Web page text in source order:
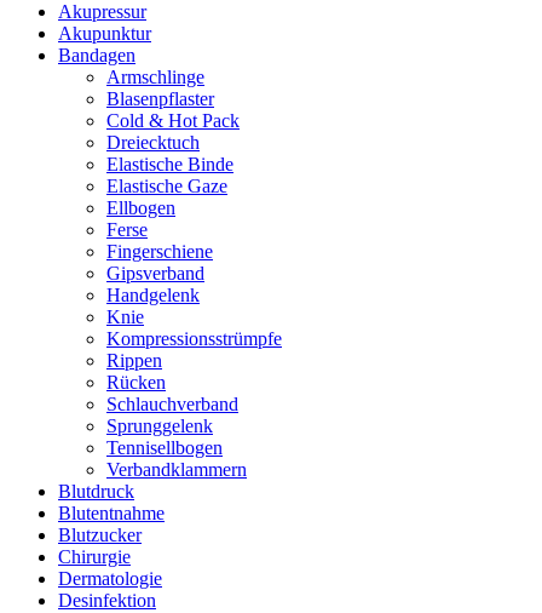
Akupressur
Akupunktur
Bandagen
Armschlinge
Blasenpflaster
Cold & Hot Pack
Dreiecktuch
Elastische Binde
Elastische Gaze
Ellbogen
Ferse
Fingerschiene
Gipsverband
Handgelenk
Knie
Kompressionsstrümpfe
Rippen
Rücken
Schlauchverband
Sprunggelenk
Tennisellbogen
Verbandklammern
Blutdruck
Blutentnahme
Blutzucker
Chirurgie
Dermatologie
Desinfektion